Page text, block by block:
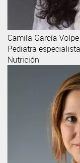
Camila García Volpe
Pediatra
Nutrición